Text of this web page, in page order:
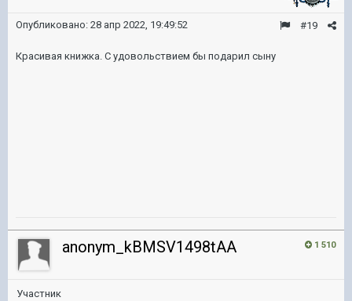
#19
Опубликовано: 28 апр 2022, 19:49:52
Красивая книжка. С удовольствием бы подарил сыну
1 510
anonym_kBMSV1498tAA
Участник